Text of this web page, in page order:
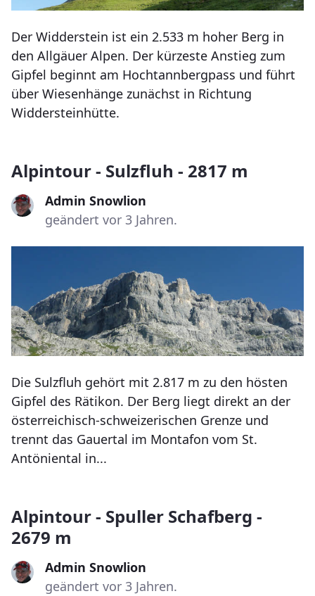
Der Widderstein ist ein 2.533 m hoher Berg in
den Allgäuer Alpen. Der kürzeste Anstieg zum
Gipfel beginnt am Hochtannbergpass und führt
über Wiesenhänge zunächst in Richtung
Widdersteinhütte.
Alpintour - Sulzfluh - 2817 m
Admin Snowlion
geändert vor 3 Jahren.
Die Sulzfluh gehört mit 2.817 m zu den hösten
Gipfel des Rätikon. Der Berg liegt direkt an der
österreichisch-schweizerischen Grenze und
trennt das Gauertal im Montafon vom St.
Antöniental in...
Alpintour - Spuller Schafberg -
2679 m
Admin Snowlion
geändert vor 3 Jahren.